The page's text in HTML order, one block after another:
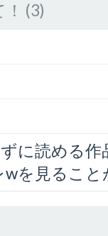
(3)
に読める
を見るこ